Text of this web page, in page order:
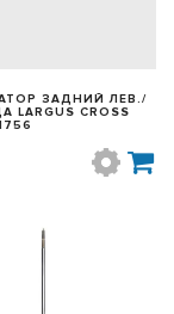
ЗАДНИЙ ЛЕВ./
LARGUS CROSS